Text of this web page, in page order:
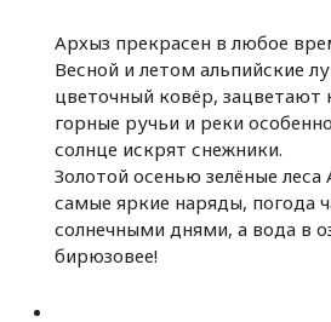
Архыз прекрасен в любое
Весной и летом альпийские
цветочный ковёр,
горные ручьи и реки
солнце искрят снежники.
Золотой осенью зелёные
самые яркие наряды, погода
солнечными днями, а вода в
бирюзовее!